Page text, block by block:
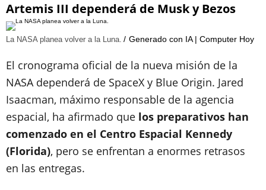
Artemis III dependerá de Musk y Bezos
La NASA planea volver a la Luna. Generado con IA | Computer Hoy
El cronograma oficial de la nueva misión de la
NASA dependerá de SpaceX y Blue Origin. Jared
Isaacman, máximo responsable de la agencia
espacial, ha afirmado que los preparativos han
comenzado en el Centro Espacial Kennedy
(Florida), pero se enfrentan a enormes retrasos
en las entregas.